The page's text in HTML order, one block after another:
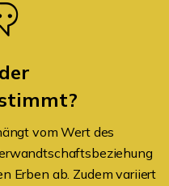
vom Wert des
Erben ab. Zudem variiert